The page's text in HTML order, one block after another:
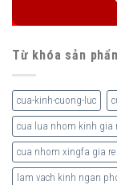
Từ khóa sản
cua-kinh-cuong-luc
cua lua nhom kinh gia
cua nhom xingfa gia re
lam vach kinh ngan